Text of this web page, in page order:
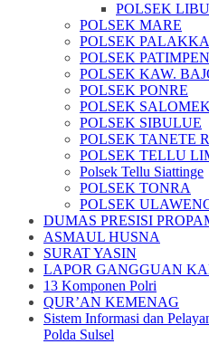
POLSEK
POLSEK MARE
POLSEK PALAKKA
POLSEK
POLSEK KAW.
POLSEK PONRE
POLSEK
POLSEK SIBULUE
POLSEK TANETE
POLSEK TELLU
Polsek Tellu Siattinge
POLSEK TONRA
POLSEK
DUMAS PRESISI
ASMAUL HUSNA
SURAT YASIN
LAPOR GANGGUAN
13 Komponen Polri
QUR’AN KEMENAG
Sistem Informasi dan
Polda Sulsel